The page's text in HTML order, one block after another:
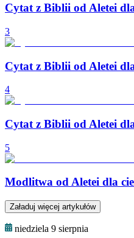
Cytat z Biblii od Aletei
3
Cytat z Biblii od Aletei
4
Cytat z Biblii od Aletei
5
Modlitwa od Aletei dla
Załaduj więcej artykułów
niedziela 9 sierpnia